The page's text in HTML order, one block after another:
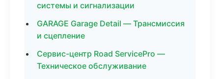
системы и сигнализации
GARAGE Garage Detail — Трансмиссия
и сцепление
Сервис-центр Road ServicePro —
Техническое обслуживание